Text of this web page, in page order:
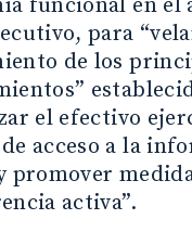
funcional en el
para
de los
el efectivo
acceso a la
promover
activa”.